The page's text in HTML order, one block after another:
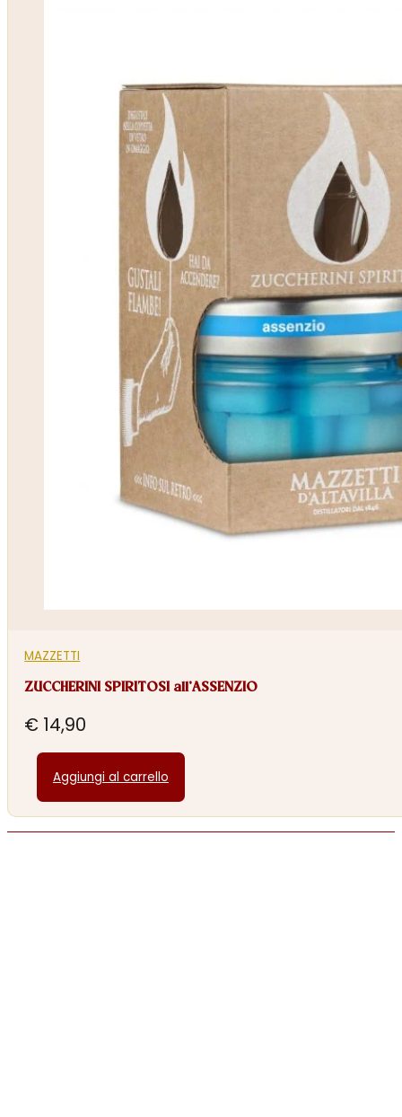
MAZZETTI
ZUCCHERINI SPIRITOSI all’ASSENZIO
€ 14,90
Aggiungi al carrello